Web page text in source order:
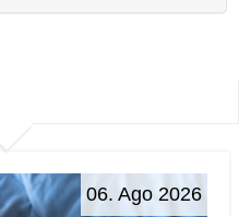
06. Ago 2026